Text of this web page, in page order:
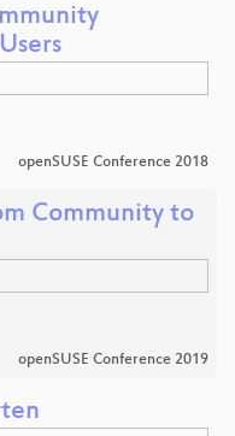
openSUSE Conference 2018
Community to
openSUSE Conference 2019